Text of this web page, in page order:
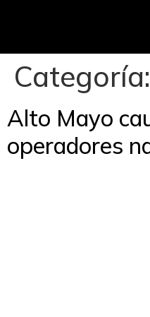
Categoría:
Alto Mayo
operadores